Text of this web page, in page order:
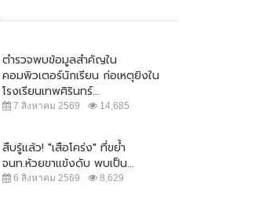
ตำรวจพบข้อมูลสำคัญใน
คอมพิวเตอร์นักเรียน ก่อเหตุยิงใน
โรงเรียนเทพศิรินทร์...
7 สิงหาคม 2569 14,685
สืบรู้แล้ว! "เสือโคร่ง" ที่ขย้ำ
จนท.ห้วยขาแข้งดับ พบเป็น...
6 สิงหาคม 2569 8,629